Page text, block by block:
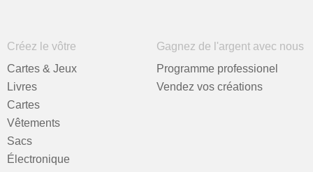
Créez le vôtre
Cartes & Jeux
Livres
Cartes
Vêtements
Sacs
Électronique
Gagnez de l'argent avec nous
Programme professionel
Vendez vos créations